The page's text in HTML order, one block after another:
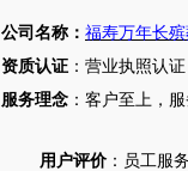
公司名称： 福寿万年长殡
资质认证 ：营业执照认证
服务理念 ：客户至上，
用户评价： 员工 服